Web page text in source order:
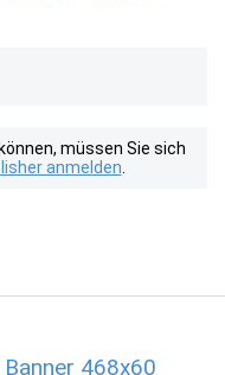
müssen Sie sich
anmelden
468x60